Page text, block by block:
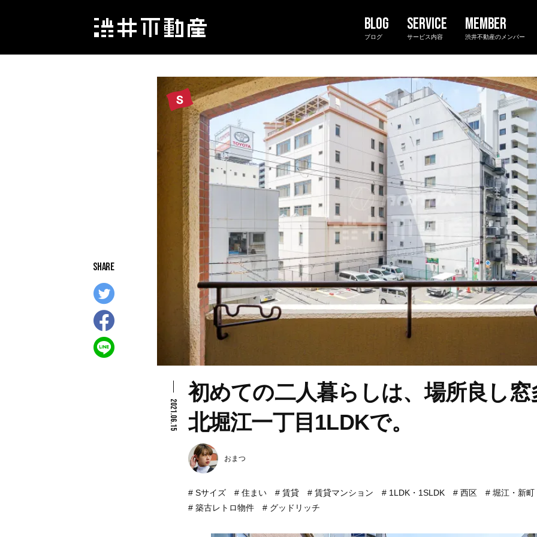
ブログ サービス内容 渋井不動産のメンバー
2021.06.15
初めての二人暮らしは、場所良し窓
北堀江一丁目1LDKで。
おまつ
Sサイズ 住まい 賃貸 賃貸マンション 1LDK・1SLDK 西区
堀江・新町
築古レトロ物件
グッドリッチ